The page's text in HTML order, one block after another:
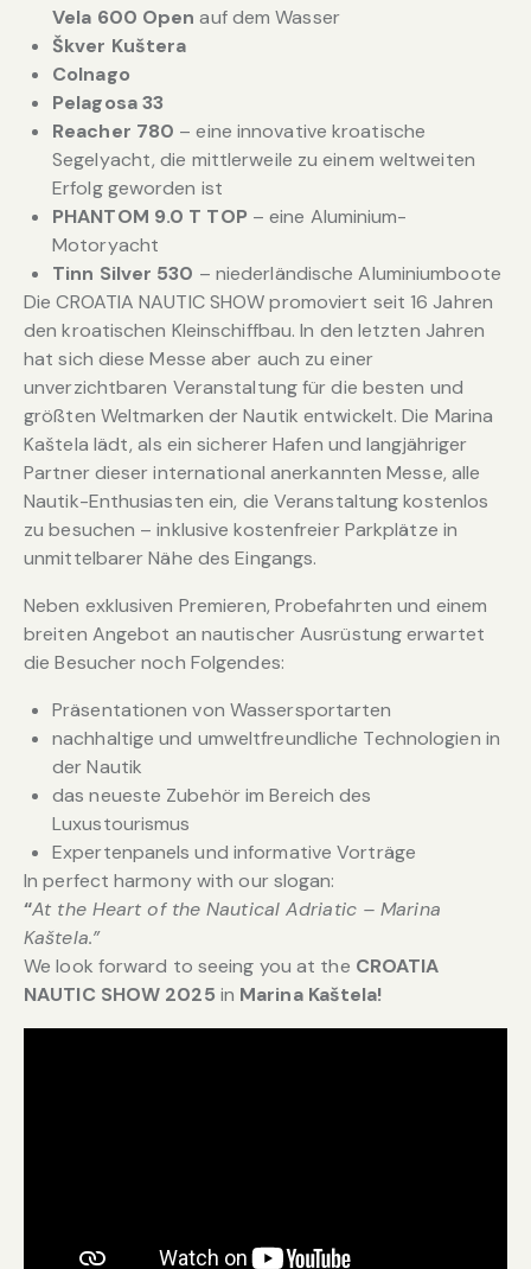
Vela 600 Open auf dem Wasser
Škver Kuštera
Colnago
Pelagosa 33
Reacher 780 – eine innovative kroatische
Segelyacht, die mittlerweile zu einem weltweiten
Erfolg geworden ist
PHANTOM 9.0 T TOP – eine Aluminium-
Motoryacht
Tinn Silver 530 – niederländische Aluminiumboote
Die CROATIA NAUTIC SHOW promoviert seit 16 Jahren
den kroatischen Kleinschiffbau. In den letzten Jahren
hat sich diese Messe aber auch zu einer
unverzichtbaren Veranstaltung für die besten und
größten Weltmarken der Nautik entwickelt. Die Marina
Kaštela lädt, als ein sicherer Hafen und langjähriger
Partner dieser international anerkannten Messe, alle
Nautik-Enthusiasten ein, die Veranstaltung kostenlos
zu besuchen – inklusive kostenfreier Parkplätze in
unmittelbarer Nähe des Eingangs.
Neben exklusiven Premieren, Probefahrten und einem
breiten Angebot an nautischer Ausrüstung erwartet
die Besucher noch Folgendes:
Präsentationen von Wassersportarten
nachhaltige und umweltfreundliche Technologien in
der Nautik
das neueste Zubehör im Bereich des
Luxustourismus
Expertenpanels und informative Vorträge
In perfect harmony with our slogan:
“At the Heart of the Nautical Adriatic – Marina
Kaštela.”
We look forward to seeing you at the CROATIA
NAUTIC SHOW 2025 in Marina Kaštela!